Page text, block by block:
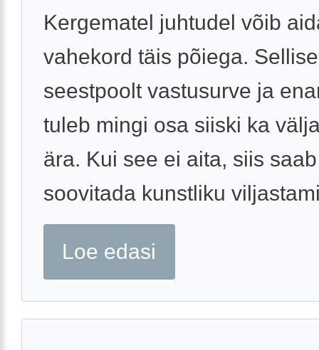
Kergematel juhtudel võib
vahekord täis põiega.
seestpoolt vastusurve ja
tuleb mingi osa siiski ka
ära. Kui see ei aita, siis saab
soovitada kunstliku
Loe edasi